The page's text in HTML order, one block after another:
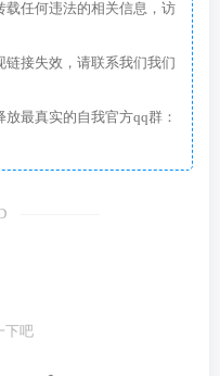
载任何违法的相关信息，访
接失效，请联系我们我们
最真实的自我官方qq群：
下吧